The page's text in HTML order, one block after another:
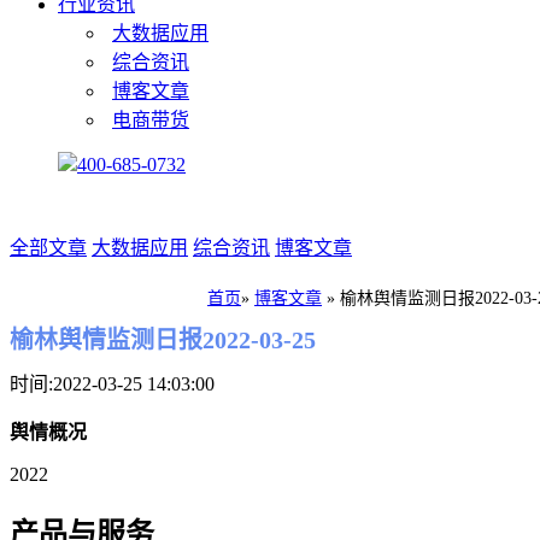
行业资讯
大数据应用
综合资讯
博客文章
电商带货
400-685-0732
全部文章 大数据应用 综合资讯 博客文章
首页» 博客文章 » 榆林舆情监测日报2022-03-
榆林舆情监测日报2022-03-25
时间:2022-03-25 14:03:00
舆情概况
2022